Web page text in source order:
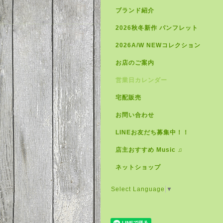
ブランド紹介
2026秋冬新作 パンフレット
2026A/W NEWコレクション
お店のご案内
営業日カレンダー
宅配販売
お問い合わせ
LINEお友だち募集中！！
店主おすすめ Music ♫
ネットショップ
Select Language ▼